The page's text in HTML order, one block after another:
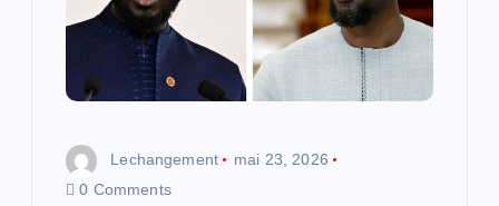
Lechangement
mai 23, 2026
0 Comments